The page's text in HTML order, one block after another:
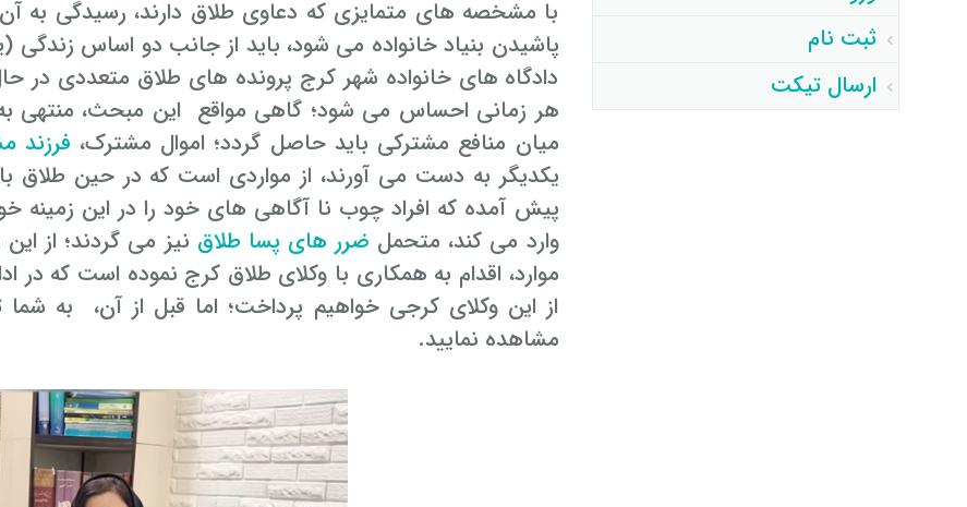
ثبت نام
ارسال تیکت
با مشخصه های متمایزی که دعاوی طلاق دارند، رسیدگی به
پاشیدن بنیاد خانواده می شود، باید از جانب دو اساس زندگی
دادگاه های خانواده شهر کرج پرونده های طلاق متعددی در
هر زمانی احساس می شود؛ گاهی مواقع این مبحث، منتهی
میان منافع مشترکی باید حاصل گردد؛ اموال مشترک، فرزند
یکدیگر به دست می آورند، از مواردی است که در حین طلاق
پیش آمده که افراد چوب نا آگاهی های خود را در این زمینه
وارد می کند، متحمل ضرر های پسا طلاق نیز می گردند؛ از
موارد، اقدام به همکاری با وکلای طلاق کرج نموده است که در
از این وکلای کرجی خواهیم پرداخت؛ اما قبل از آن، به
مشاهده نمایید.